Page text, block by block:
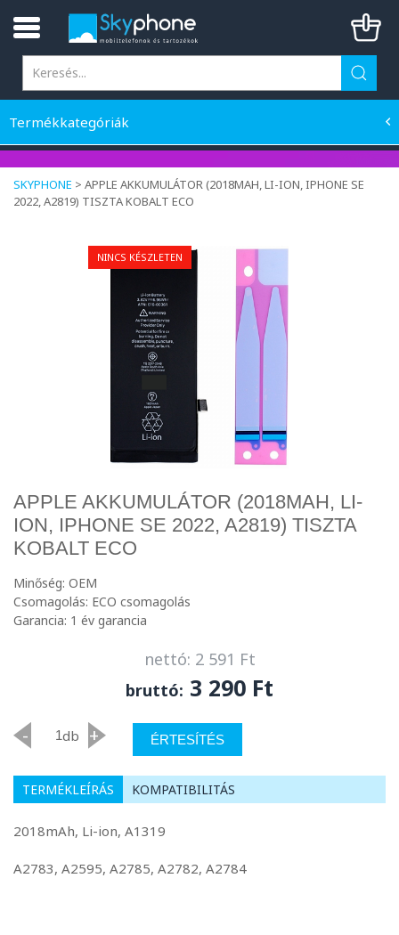
Termékkategóriák
SKYPHONE > APPLE AKKUMULÁTOR (2018MAH, LI-ION, IPHONE SE
2022, A2819) TISZTA KOBALT ECO
NINCS KÉSZLETEN
APPLE AKKUMULÁTOR (2018MAH, LI-
ION, IPHONE SE 2022, A2819) TISZTA
KOBALT ECO
Minőség: OEM
Csomagolás: ECO csomagolás
Garancia: 1 év garancia
nettó: 2 591 Ft
bruttó: 3 290 Ft
- db + ÉRTESÍTÉS
TERMÉKLEÍRÁS KOMPATIBILITÁS
2018mAh, Li-ion, A1319
A2783, A2595, A2785, A2782, A2784